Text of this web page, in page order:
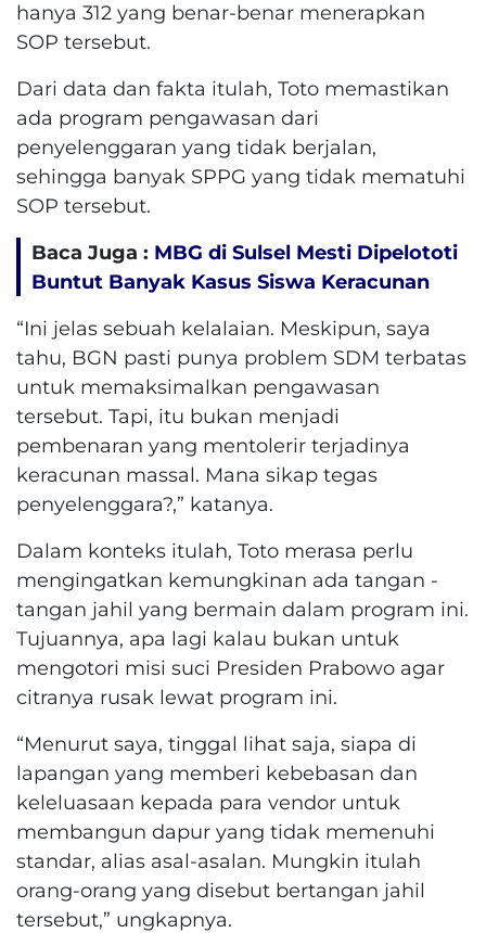
hanya 312 yang benar-benar menerapkan
SOP tersebut.
Dari data dan fakta itulah, Toto memastikan
ada program pengawasan dari
penyelenggaran yang tidak berjalan,
sehingga banyak SPPG yang tidak mematuhi
SOP tersebut.
Baca Juga : MBG di Sulsel Mesti Dipelototi
Buntut Banyak Kasus Siswa Keracunan
“Ini jelas sebuah kelalaian. Meskipun, saya
tahu, BGN pasti punya problem SDM terbatas
untuk memaksimalkan pengawasan
tersebut. Tapi, itu bukan menjadi
pembenaran yang mentolerir terjadinya
keracunan massal. Mana sikap tegas
penyelenggara?,” katanya.
Dalam konteks itulah, Toto merasa perlu
mengingatkan kemungkinan ada tangan -
tangan jahil yang bermain dalam program ini.
Tujuannya, apa lagi kalau bukan untuk
mengotori misi suci Presiden Prabowo agar
citranya rusak lewat program ini.
“Menurut saya, tinggal lihat saja, siapa di
lapangan yang memberi kebebasan dan
keleluasaan kepada para vendor untuk
membangun dapur yang tidak memenuhi
standar, alias asal-asalan. Mungkin itulah
orang-orang yang disebut bertangan jahil
tersebut,” ungkapnya.